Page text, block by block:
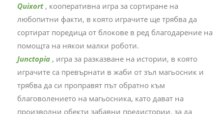
Quixort , кооперативна игра за сортиране на
любопитни факти, в която играчите ще трябва да
сортират поредица от блокове в ред благодарение на
помощта на някои малки роботи.
Junctopia , игра за разказване на истории, в която
играчите са превърнати в жаби от зъл магьосник и
трябва да си проправят път обратно към
благоволението на магьосника, като дават на
произволни обекти забавни предистории, за да